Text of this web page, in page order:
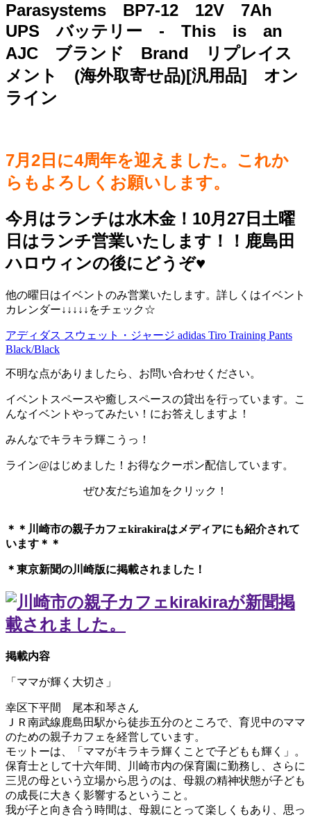
Parasystems BP7-12 12V 7Ah
UPS バッテリー - This is an
AJC ブランド Brand リプレイス
メント (海外取寄せ品)[汎用品] オン
ライン
7月2日に4周年を迎えました。これか
らもよろしくお願いします。
今月はランチは水木金！10月27日土曜
日はランチ営業いたします！！鹿島田
ハロウィンの後にどうぞ♥️
他の曜日はイベントのみ営業いたします。詳しくはイベント
カレンダー↓↓↓↓↓をチェック☆
アディダス スウェット・ジャージ adidas Tiro Training Pants
Black/Black
不明な点がありましたら、お問い合わせください。
イベントスペースや癒しスペースの貸出を行っています。こ
んなイベントやってみたい！にお答えしますよ！
みんなでキラキラ輝こうっ！
ライン@はじめました！お得なクーポン配信しています。
ぜひ友だち追加をクリック！
＊＊川崎市の親子カフェkirakiraは メディアにも紹介されて
います＊＊
＊東京新聞の川崎版に掲載されました！
掲載内容
「ママが輝く大切さ」
幸区下平間 尾本和琴さん
ＪＲ南武線鹿島田駅から徒歩五分のところで、育児中のママ
のための親子カフェを経営しています。
モットーは、「ママがキラキラ輝くことで子どもも輝く」。
保育士として十六年間、川崎市内の保育園に勤務し、さらに
三児の母という立場から思うのは、母親の精神状態が子ども
の成長に大きく影響するということ。
我が子と向き合う時間は、母親にとって楽しくもあり、思っ